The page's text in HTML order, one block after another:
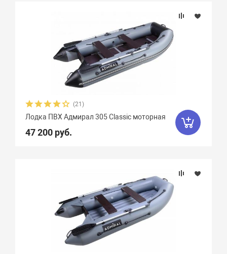
Плотность ткани, г/м2
Грузоподъемность
Пассажировместимость
Тип киля
(21)
Лодка ПВХ Адмирал 305 Classic моторная
47 200 руб.